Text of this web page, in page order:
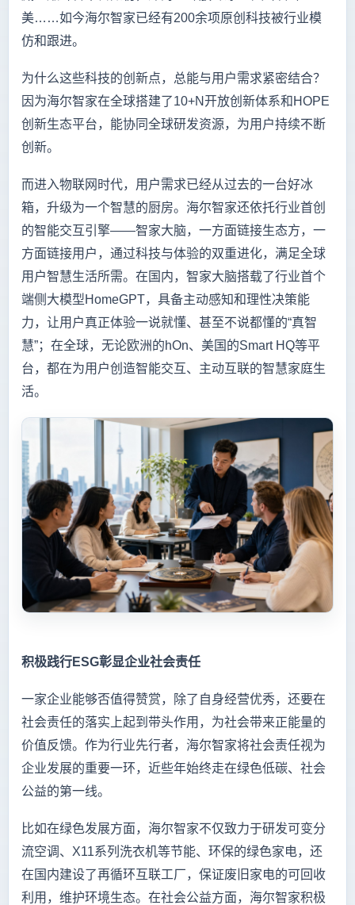
美……如今海尔智家已经有200余项原创科技被行业模
仿和跟进。
为什么这些科技的创新点，总能与用户需求紧密结合？
因为海尔智家在全球搭建了10+N开放创新体系和HOPE
创新生态平台，能协同全球研发资源，为用户持续不断
创新。
而进入物联网时代，用户需求已经从过去的一台好冰
箱，升级为一个智慧的厨房。海尔智家还依托行业首创
的智能交互引擎——智家大脑，一方面链接生态方，一
方面链接用户，通过科技与体验的双重进化，满足全球
用户智慧生活所需。在国内，智家大脑搭载了行业首个
端侧大模型HomeGPT，具备主动感知和理性决策能
力，让用户真正体验一说就懂、甚至不说都懂的“真智
慧”；在全球，无论欧洲的hOn、美国的Smart HQ等平
台，都在为用户创造智能交互、主动互联的智慧家庭生
活。
积极践行ESG彰显企业社会责任
一家企业能够否值得赞赏，除了自身经营优秀，还要在
社会责任的落实上起到带头作用，为社会带来正能量的
价值反馈。作为行业先行者，海尔智家将社会责任视为
企业发展的重要一环，近些年始终走在绿色低碳、社会
公益的第一线。
比如在绿色发展方面，海尔智家不仅致力于研发可变分
流空调、X11系列洗衣机等节能、环保的绿色家电，还
在国内建设了再循环互联工厂，保证废旧家电的可回收
利用，维护环境生态。在社会公益方面，海尔智家积极